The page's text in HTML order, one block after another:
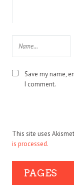
Save my name,
I comment.
This site uses
is processed.
PAGES